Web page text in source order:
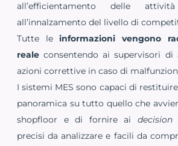
all’efficientamento delle
all’innalzamento del livello di
Tutte leinformazioni vengono
reale consentendo ai supervisori
azioni correttive in caso di
I sistemi MES sono capaci di
panoramica su tutto quello che
shopfloor e di fornire ai decision
precisi da analizzare e facili da